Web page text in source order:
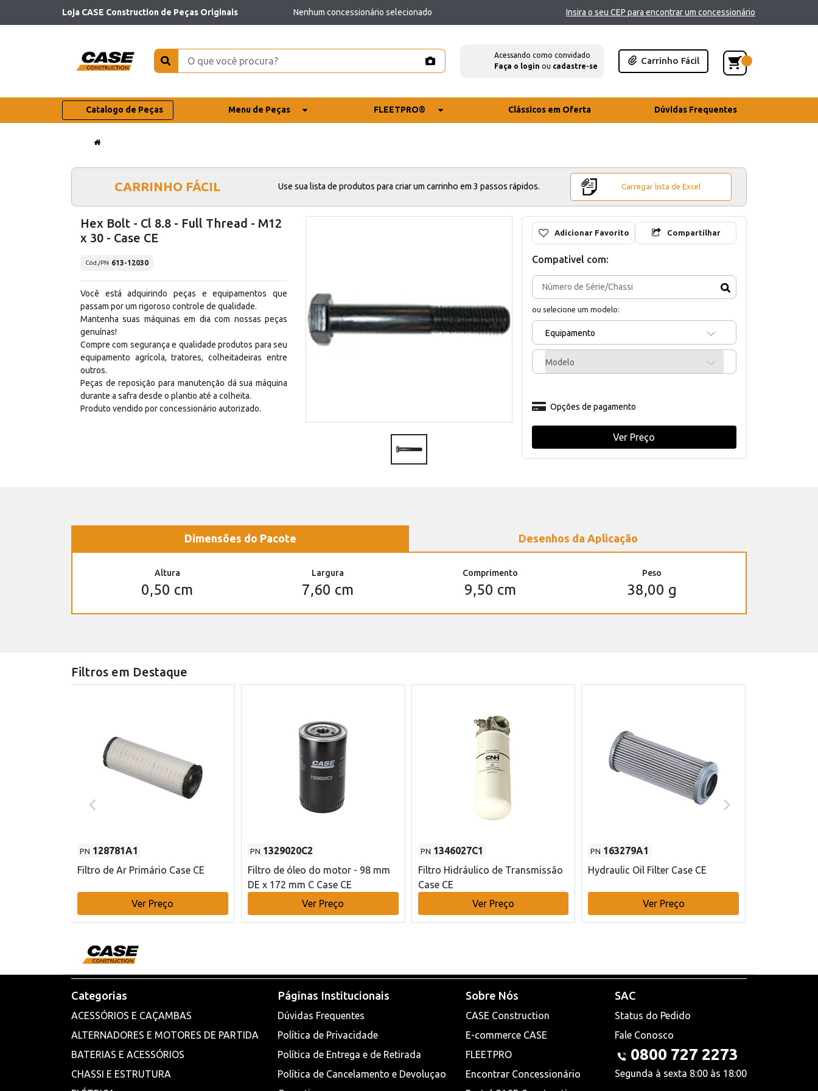
Loja CASE Construction de Peças Originais Nenhum concessionário selecionado Insira o seu CEP para encontrar um concessionário
Acessando como convidado
Faça o login ou cadastre-se
Carrinho Fácil
Catalogo de Peças Menu de Peças FLEETPRO® Clássicos em Oferta Dúvidas Frequentes
CARRINHO FÁCIL Use sua lista de produtos para criar um carrinho em 3 passos rápidos. Carregar lista de Excel
Hex Bolt - Cl 8.8 - Full Thread - M12
x 30 - Case CE
Cód./PN 613-12030
Você está adquirindo peças e equipamentos que
passam por um rigoroso controle de qualidade.
Mantenha suas máquinas em dia com nossas peças
genuínas!
Compre com segurança e qualidade produtos para seu
equipamento agrícola, tratores, colheitadeiras entre
outros.
Peças de reposição para manutenção dá sua máquina
durante a safra desde o plantio até a colheita.
Produto vendido por concessionário autorizado.
Adicionar Favorito Compartilhar
Compativel com:
ou selecione um modelo:
Equipamento
Modelo
Opções de pagamento
Ver Preço
Dimensões do Pacote Desenhos da Aplicação
Altura
0,50 cm
Largura
7,60 cm
Comprimento
9,50 cm
Peso
38,00 g
Filtros em Destaque
PN 128781A1
Filtro de Ar Primário Case CE
Ver Preço
PN 1329020C2
Filtro de óleo do motor - 98 mm
DE x 172 mm C Case CE
Ver Preço
PN 1346027C1
Filtro Hidráulico de Transmissão
Case CE
Ver Preço
PN 163279A1
Hydraulic Oil Filter Case CE
Ver Preço
Categorias
ACESSÓRIOS E CAÇAMBAS
ALTERNADORES E MOTORES DE PARTIDA
BATERIAS E ACESSÓRIOS
CHASSI E ESTRUTURA
Páginas Institucionais
Dúvidas Frequentes
Política de Privacidade
Política de Entrega e de Retirada
Política de Cancelamento e Devoluçao
Sobre Nós
CASE Construction
E-commerce CASE
FLEETPRO
Encontrar Concessionário
SAC
Status do Pedido
Fale Conosco
0800 727 2273
Segunda à sexta 8:00 às 18:00